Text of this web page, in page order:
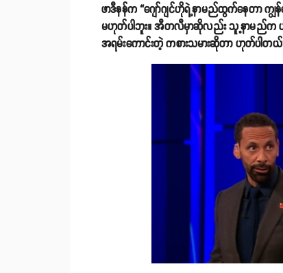
ဖာဒီနန်က “ဂျော်ဂျင်ဟိုရဲ့နာမည်ထွက်နေတာ က
မဟုတ်ပါဘူး။ အီတလီမှာဆိုလည်း သူ့နာမည်က ပထမ
အရမ်းကောင်းတဲ့ ကစားသမားဆိုတာ ဟုတ်ပါတယ်